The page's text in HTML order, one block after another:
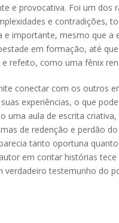
e provocativa. Foi um dos
e contradições,
importante, mesmo que a
em formação, até
refeito, como uma fênix
conectar com os outros
experiências, o que
aula de escrita
de redenção e perdão
tanto oportuna
em contar histórias
testemunho do